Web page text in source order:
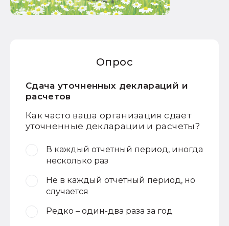
Опрос
Сдача уточненных деклараций и
расчетов
Как часто ваша организация сдает
уточненные декларации и расчеты?
В каждый отчетный период, иногда
несколько раз
Не в каждый отчетный период, но
случается
Редко – один-два раза за год